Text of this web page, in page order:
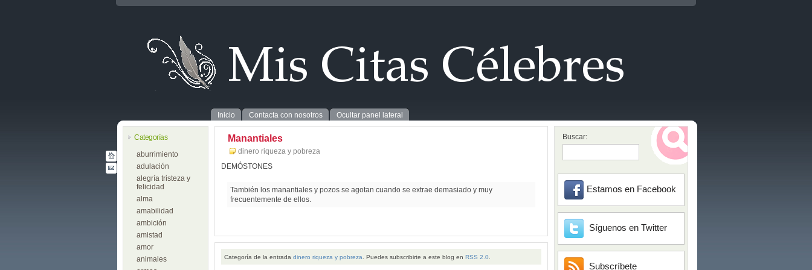
Inicio Contacta con nosotros Ocultar panel lateral
Categorías
aburrimiento
adulación
alegría tristeza y
felicidad
alma
amabilidad
ambición
amistad
amor
animales
Manantiales
dinero riqueza y pobreza
DEMÓSTONES
También los manantiales y pozos se agotan cuando se extrae demasiado y muy
frecuentemente de ellos.
Categoría de la entrada dinero riqueza y pobreza . Puedes subscribirte a este blog en RSS 2.0
Buscar:
Estamos en Facebook
Síguenos en Twitter
Subscríbete